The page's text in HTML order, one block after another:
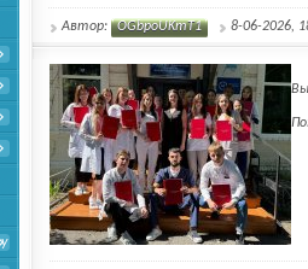
Автор: OGbpoUKmT1 8-06-2026,